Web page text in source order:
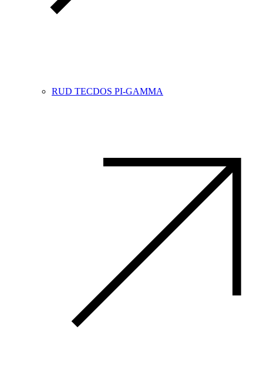
RUD TECDOS PI-GAMMA